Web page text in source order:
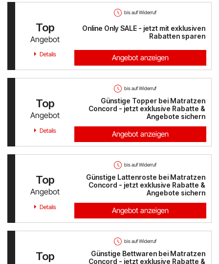
bis auf Widerruf
Top
Angebot
Online Only SALE - jetzt mit exklusiven
Rabatten sparen
Details Angebot anzeigen
bis auf Widerruf
Top
Angebot
Günstige Topper bei Matratzen
Concord - jetzt exklusive Rabatte &
Angebote sichern
Details Angebot anzeigen
bis auf Widerruf
Top
Angebot
Günstige Lattenroste bei Matratzen
Concord - jetzt exklusive Rabatte &
Angebote sichern
Details Angebot anzeigen
bis auf Widerruf
Top
Günstige Bettwaren bei Matratzen
Concord - jetzt exklusive Rabatte &